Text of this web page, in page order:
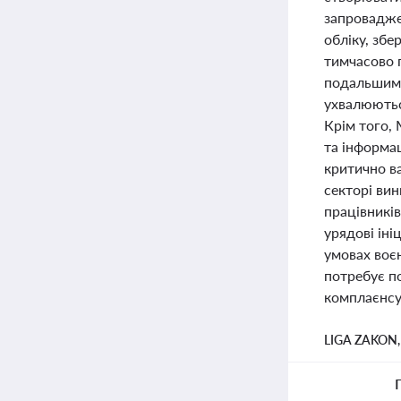
обліку,
тимчасово
подальшим
Крім того,
та
критично
секторі
урядові
умовах
потребує
LIGA